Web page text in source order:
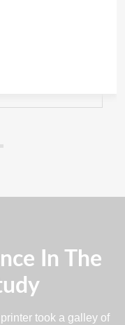
In The
took a galley of